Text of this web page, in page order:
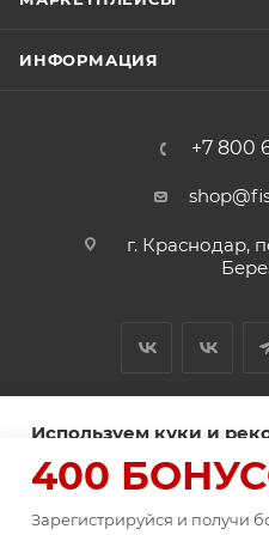
ИНФОРМАЦИЯ
+7 800
г. Краснодар,
2026 © ИП
Используем куки и
Пользуясь сайтом
использованиефайлов куки.
400
Зарегистрируйся и получи